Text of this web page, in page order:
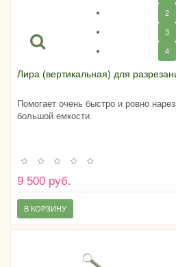
2
3
4
Лира (вертикальная) для
Помогает очень быстро и ровно
большой емкости.
9 500 руб.
В КОРЗИНУ